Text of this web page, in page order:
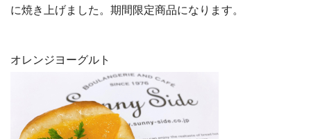
に焼き上げました。期間限定商品になります。
オレンジヨーグルト